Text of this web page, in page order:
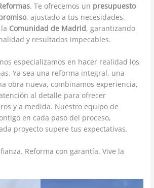
. Te ofrecemos un presupuesto
, ajustado a tus necesidades.
Comunidad de Madrid, garantizando
y resultados impecables.
especializamos en hacer realidad los
Ya sea una reforma integral, una
obra nueva, combinamos experiencia,
al detalle para ofrecer
y a medida. Nuestro equipo de
en cada paso del proceso,
proyecto supere tus expectativas.
Reforma con garantía. Vive la